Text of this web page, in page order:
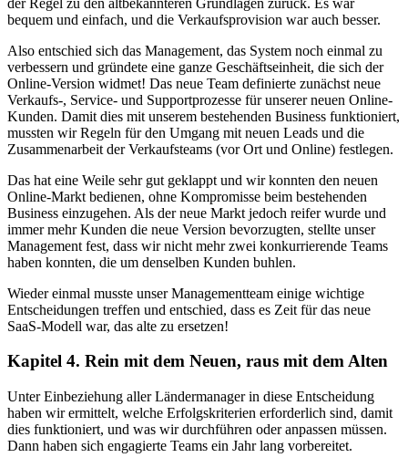
bequem und einfach, und die Verkaufsprovision war auch besser.
Also entschied sich das Management, das System noch einmal zu
verbessern und gründete eine ganze Geschäftseinheit, die sich der
Online-Version widmet! Das neue Team definierte zunächst neue
Verkaufs-, Service- und Supportprozesse für unserer neuen Online-
Kunden. Damit dies mit unserem bestehenden Business funktioniert,
mussten wir Regeln für den Umgang mit neuen Leads und die
Zusammenarbeit der Verkaufsteams (vor Ort und Online) festlegen.
Das hat eine Weile sehr gut geklappt und wir konnten den neuen
Online-Markt bedienen, ohne Kompromisse beim bestehenden
Business einzugehen. Als der neue Markt jedoch reifer wurde und
immer mehr Kunden die neue Version bevorzugten, stellte unser
Management fest, dass wir nicht mehr zwei konkurrierende Teams
haben konnten, die um denselben Kunden buhlen.
Wieder einmal musste unser Managementteam einige wichtige
Entscheidungen treffen und entschied, dass es Zeit für das neue
SaaS-Modell war, das alte zu ersetzen!
Kapitel 4. Rein mit dem Neuen, raus mit dem Alten
Unter Einbeziehung aller Ländermanager in diese Entscheidung
haben wir ermittelt, welche Erfolgskriterien erforderlich sind, damit
dies funktioniert, und was wir durchführen oder anpassen müssen.
Dann haben sich engagierte Teams ein Jahr lang vorbereitet.